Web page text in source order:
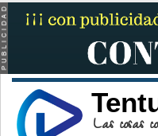
Las cosas